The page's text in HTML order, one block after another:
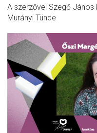
A szerzővel Szegő
Murányi Tünde